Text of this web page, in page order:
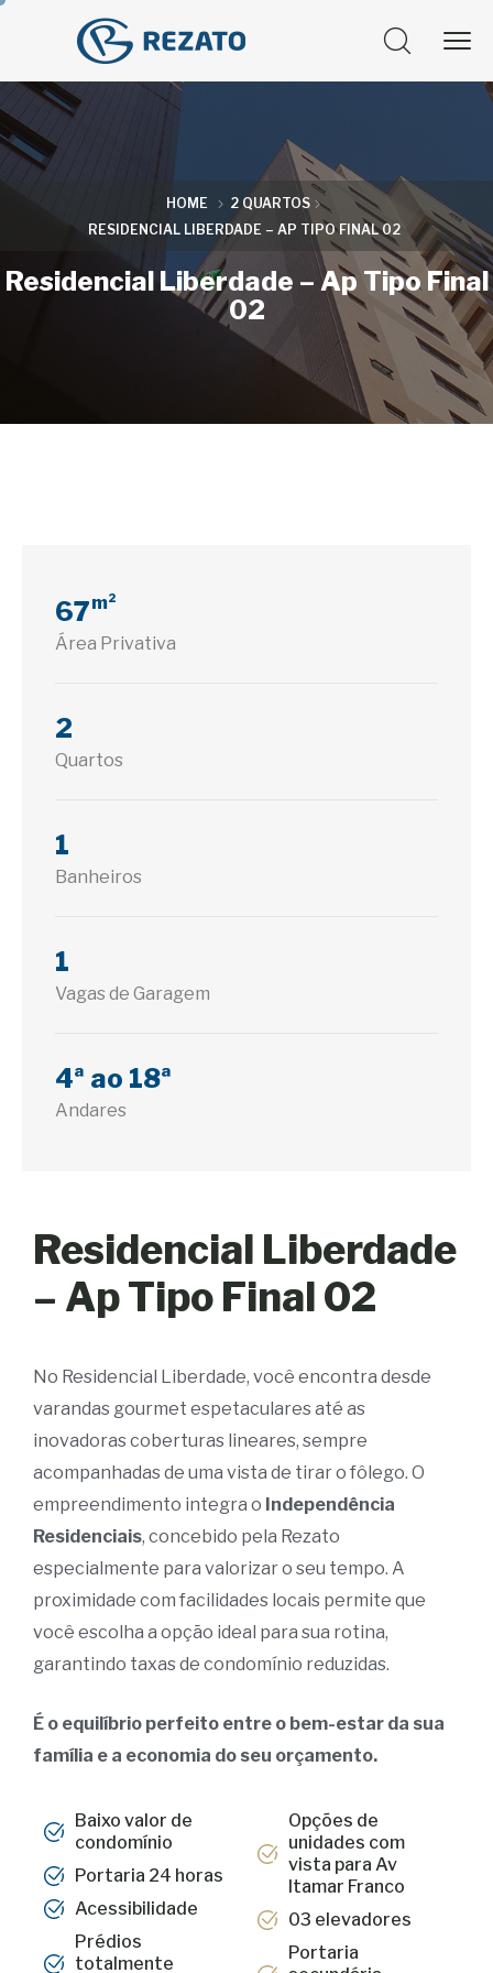
HOME
2 QUARTOS
RESIDENCIAL LIBERDADE – AP TIPO FINAL 02
Residencial Liberdade – Ap Tipo Final
02
67m²
Área Privativa
2
Quartos
1
Banheiros
1
Vagas de Garagem
4ª ao 18ª
Andares
Residencial Liberdade
– Ap Tipo Final 02
No Residencial Liberdade, você encontra desde
varandas gourmet espetaculares até as
inovadoras coberturas lineares, sempre
acompanhadas de uma vista de tirar o fôlego. O
empreendimento integra o Independência
Residenciais, concebido pela Rezato
especialmente para valorizar o seu tempo. A
proximidade com facilidades locais permite que
você escolha a opção ideal para sua rotina,
garantindo taxas de condomínio reduzidas.
É o equilíbrio perfeito entre o bem-estar da sua
família e a economia do seu orçamento.
Baixo valor de
condomínio
Portaria 24 horas
Acessibilidade
Prédios
totalmente
Opções de
unidades com
vista para Av
Itamar Franco
03 elevadores
Portaria